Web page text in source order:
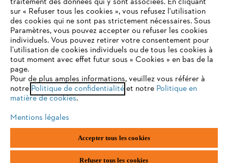
N'EST PLUS PRIS EN CHARGE
Vous utilisez un navigateur Internet que nous ne prenons plus
en charge, et certaines fonctionnalités de notre site ne
peuvent fonctionner correctement. Pour une utilisation
optimale de notre site, nous vous recommandons de passer à
l'un des navigateurs suivants :
firefox chrome
edge
sur « Refuser tous les cookies », vous refusez l'utilisation
des cookies qui ne sont pas strictement nécessaires. Sous
Paramètres, vous pouvez accepter ou refuser les cookies
individuels. Vous pouvez retirer votre consentement pour
l’utilisation de cookies individuels ou de tous les cookies à
tout moment avec effet futur sous « Cookies » en bas de la
page.
Pour de plus amples informations, veuillez vous référer à
notre Politique de confidentialitéet notre Politique en
matière de cookies.
Mentions légales
Accepter tous les cookies
Refuser tous les cookies